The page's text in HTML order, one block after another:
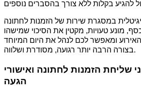
במסגרת שירות של הזמנות לחתונה
מונע טעויות, מקטין את הסיכוי שמישהו
ומאפשר לכם לנהל את היום המיוחד
בצורה הרבה יותר רגועה, מסודרת ושלווה.
שליחת הזמנות לחתונה ואישורי
הגעה